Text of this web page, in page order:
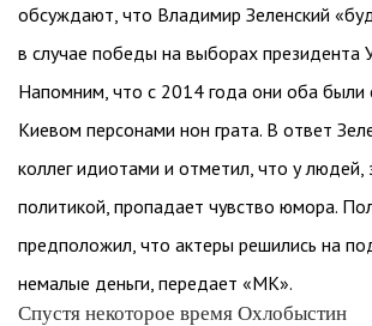
обсуждают, что Владимир Зеленский
в случае победы на выборах президента
Напомним, что с 2014 года они оба были
Киевом персонами нон грата. В ответ
коллег идиотами и отметил, что у
политикой, пропадает чувство юмора.
предположил, что актеры решились на
немалые деньги, передает «МК».
Спустя некоторое время Охлобыстин